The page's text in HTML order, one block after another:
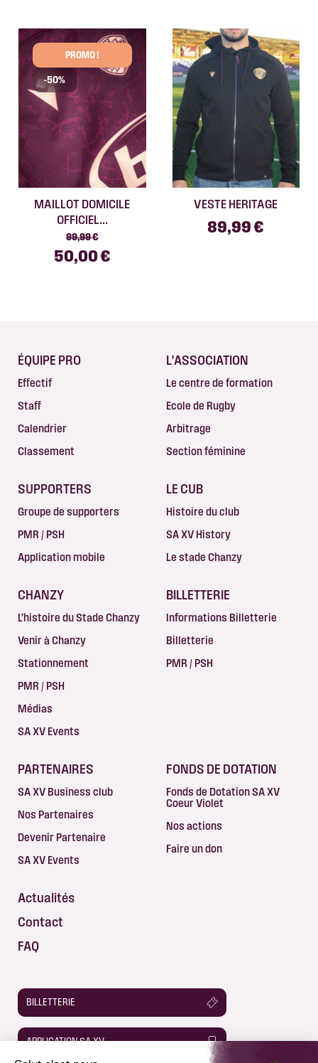
MAILLOT DOMICILE
OFFICIEL...
99,99 €
50,00 €
PROMO !
-50%
VESTE HERITAGE
89,99 €
ÉQUIPE PRO
Effectif
Staff
Calendrier
Classement
L'ASSOCIATION
Le centre de formation
Ecole de Rugby
Arbitrage
Section féminine
SUPPORTERS
Groupe de supporters
PMR / PSH
Application mobile
LE CUB
Histoire du club
SA XV History
Le stade Chanzy
CHANZY
L’histoire du Stade Chanzy
Venir à Chanzy
Stationnement
PMR / PSH
Médias
SA XV Events
BILLETTERIE
Informations Billetterie
Billetterie
PMR / PSH
PARTENAIRES
SA XV Business club
Nos Partenaires
Devenir Partenaire
SA XV Events
FONDS DE DOTATION
Fonds de Dotation SA XV
Coeur Violet
Nos actions
Faire un don
Actualités
Contact
FAQ
BILLETTERIE
APPLICATION SA XV